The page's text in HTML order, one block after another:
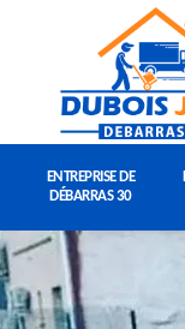
ENTREPRISE DE
DÉBARRAS 30